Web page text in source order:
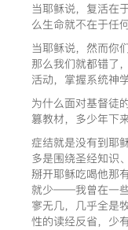
当耶稣说，复活在
么生命就不在于任
当耶稣说，然而你
那么我们就都错了
活动，掌握系统神
为什么面对基督徒
篡教材，多少年下
症结就是没有到耶
多是围绕圣经知识
掰开耶稣吃喝他那
就少——我曾在一些
寥无几，几乎全是
性的读经反省，少